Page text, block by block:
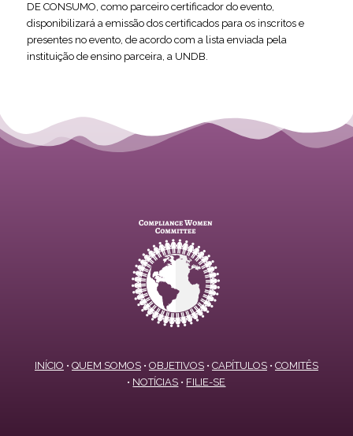
DE CONSUMO, como parceiro certificador do evento,
disponibilizará a emissão dos certificados para os inscritos e
presentes no evento, de acordo com a lista enviada pela
instituição de ensino parceira, a UNDB.
INÍCIO • QUEM SOMOS• OBJETIVOS• CAPÍTULOS• COMITÊS
• NOTÍCIAS • FILIE-SE